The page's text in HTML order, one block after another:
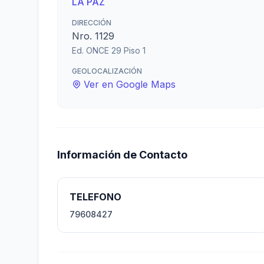
DIRECCIÓN
Nro. 1129
Ed. ONCE 29 Piso 1
GEOLOCALIZACIÓN
Ver en Google Maps
Información de Contacto
TELEFONO
79608427